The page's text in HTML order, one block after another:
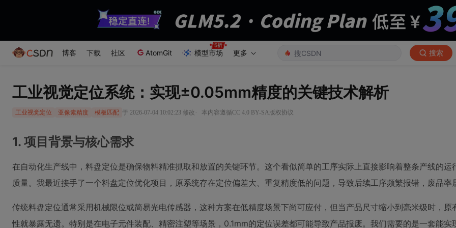
博客 下载 社区 AtomGit 模型市场 更多 搜索
工业视觉定位系统：实现±0.05mm精度的关键技术解析
工业视觉定位 亚像素精度 模板匹配 于 2026-07-04 10:02:23 修改 · 本内容遵循CC 4.0 BY-SA版权协议
1. 项目背景与核心需求
在自动化生产线中，料盘定位是确保物料精准抓取和放置的关键环节。这个看似简单的工序实际上直接影响着整条产线的运
质量。我最近接手了一个料盘定位优化项目，原系统存在定位偏差大、重复精度低的问题，导致后续工序频繁报错，废品率
传统料盘定位通常采用机械限位或简易光电传感器，这种方案在低精度场景下尚可应付，但当产品尺寸缩小到毫米级时，原
性就暴露无遗。特别是在电子元件装配、精密注塑等场景，0.1mm的定位误差都可能导致产品报废。我们需要的是一套能